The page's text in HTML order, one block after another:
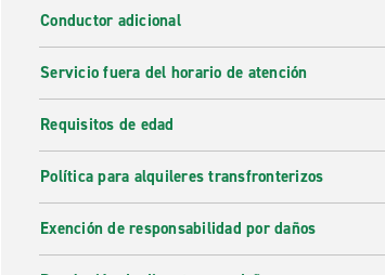
Conductor adicional
Servicio fuera del horario de atención
Requisitos de edad
Política para alquileres transfronterizos
Exención de responsabilidad por daños